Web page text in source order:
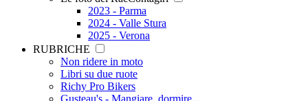
2023 - Parma
2024 - Valle Stura
2025 - Verona
RUBRICHE
Non ridere in moto
Libri su due ruote
Richy Pro Bikers
Gusteau's - Mangiare, dormire...